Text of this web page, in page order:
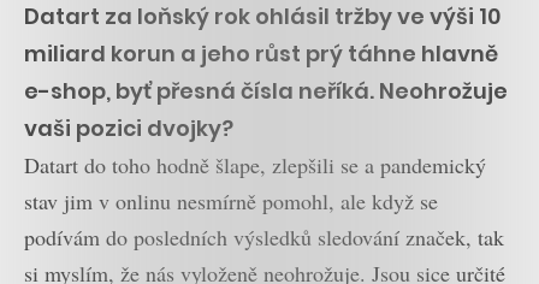
Datart za loňský rok ohlásil tržby ve výši 10
miliard korun a jeho růst prý táhne hlavně
e-shop, byť přesná čísla neříká. Neohrožuje
vaši pozici dvojky?
Datart do toho hodně šlape, zlepšili se a pandemický
stav jim v onlinu nesmírně pomohl, ale když se
podívám do posledních výsledků sledování značek, tak
si myslím, že nás vyloženě neohrožuje. Jsou sice určité